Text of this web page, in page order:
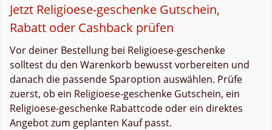
Jetzt Religioese-geschenke Gutschein,
Rabatt oder Cashback prüfen
Vor deiner Bestellung bei Religioese-geschenke
solltest du den Warenkorb bewusst vorbereiten und
danach die passende Sparoption auswählen. Prüfe
zuerst, ob ein Religioese-geschenke Gutschein, ein
Religioese-geschenke Rabattcode oder ein direktes
Angebot zum geplanten Kauf passt.